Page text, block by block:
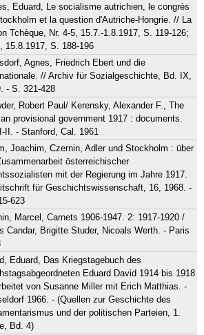
Eduard, Le socialisme autrichien, le congrès
et la question d'Autriche-Hongrie. // La
Tchèque, Nr. 4-5, 15.7.-1.8.1917, S. 119-126;
15.8.1917, S. 188-196
Agnes, Friedrich Ebert und die
// Archiv für Sozialgeschichte, Bd. IX,
- S. 321-428
Robert Paul/ Kerensky, Alexander F., The
provisional government 1917 : documents.
II. - Stanford, Cal. 1961
Joachim, Czernin, Adler und Stockholm : über
österreichischer
mit der Regierung im Jahre 1917.
für Geschichtswissenschaft, 16, 1968. -
623
Marcel, Carnets 1906-1947. 2: 1917-1920 /
Candar, Brigitte Studer, Nicoals Werth. - Paris
Eduard, Das Kriegstagebuch des
Eduard David 1914 bis 1918
von Susanne Miller mit Erich Matthias. -
1966. - (Quellen zur Geschichte des
und der politischen Parteien, 1.
Bd. 4)